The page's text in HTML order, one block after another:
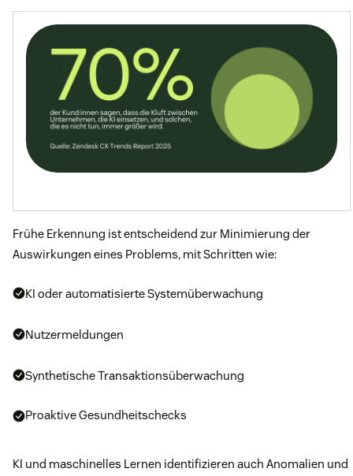
Frühe Erkennung ist entscheidend zur Minimierung der
Auswirkungen eines Problems, mit Schritten wie:
KI oder automatisierte Systemüberwachung
Nutzermeldungen
Synthetische Transaktionsüberwachung
Proaktive Gesundheitschecks
KI und maschinelles Lernen identifizieren auch Anomalien und